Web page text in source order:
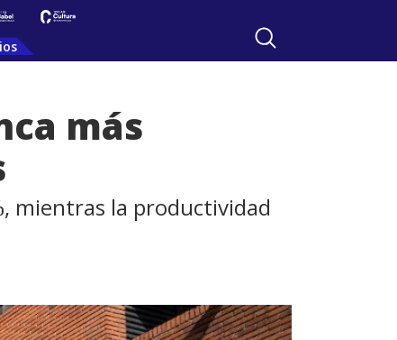
más
mientras la productividad